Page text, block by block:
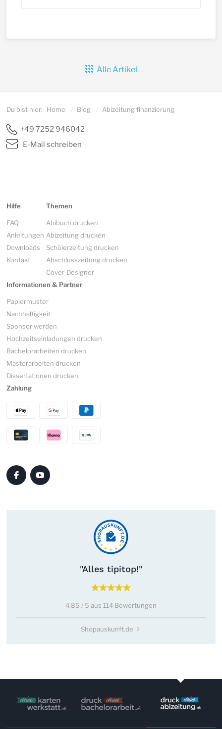
Alle Artikel
Du bist hier: Home / Blog / Abizeitung finanzierung
+49 7252 946042
E-Mail schreiben
Hilfe
FAQ
Anleitungen
Downloads
Kontakt
Themen
Abibuch drucken
Abizeitung drucken
Schülerzeitung drucken
Abschlusszeitung drucken
Cover-Designer
Informationen & Partner
Papiermuster
Nachhaltigkeit
Sponsor werden
Hochzeitseinladungen drucken
Bachelorarbeiten drucken
Masterarbeiten drucken
Dissertationen drucken
Zahlung
"Alles tipitop!"
4.85 / 5 aus 114 Bewertungen
Shopauskunft.de